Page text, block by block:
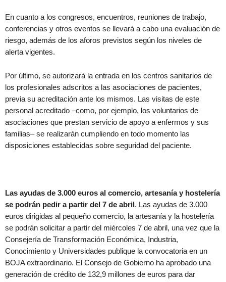
En cuanto a los congresos, encuentros, reuniones de trabajo,
conferencias y otros eventos se llevará a cabo una evaluación de
riesgo, además de los aforos previstos según los niveles de
alerta vigentes.
Por último, se autorizará la entrada en los centros sanitarios de
los profesionales adscritos a las asociaciones de pacientes,
previa su acreditación ante los mismos. Las visitas de este
personal acreditado –como, por ejemplo, los voluntarios de
asociaciones que prestan servicio de apoyo a enfermos y sus
familias– se realizarán cumpliendo en todo momento las
disposiciones establecidas sobre seguridad del paciente.
Las ayudas de 3.000 euros al comercio, artesanía y hostelería
se podrán pedir a partir del 7 de abril. Las ayudas de 3.000
euros dirigidas al pequeño comercio, la artesanía y la hostelería
se podrán solicitar a partir del miércoles 7 de abril, una vez que la
Consejería de Transformación Económica, Industria,
Conocimiento y Universidades publique la convocatoria en un
BOJA extraordinario. El Consejo de Gobierno ha aprobado una
generación de crédito de 132,9 millones de euros para dar